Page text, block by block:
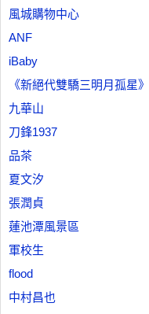
風城購物中心
ANF
iBaby
《新絕代雙驕三明月孤星》
九華山
刀鋒1937
品茶
夏文汐
張潤貞
蓮池潭風景區
軍校生
flood
中村昌也